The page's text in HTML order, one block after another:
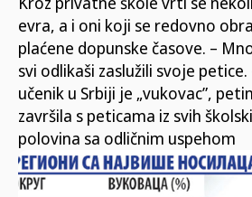
evra, a i oni koji se redovno
plaćene dopunske časove. –
svi odlikaši zaslužili svoje petice.
učenik u Srbiji je „vukovac”,
završila s peticama iz svih
polovina sa odličnim uspehom